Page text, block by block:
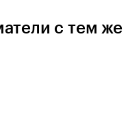
с тем же